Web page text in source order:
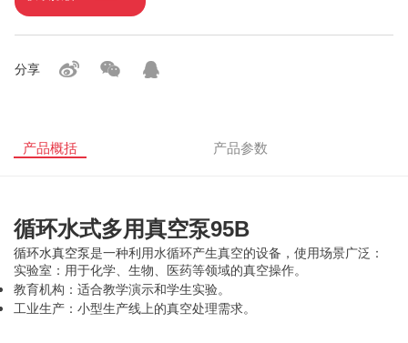
分享
产品概括 产品参数
循环水式多用真空泵95B
循环水真空泵是一种利用水循环产生真空的设备，使用场景广泛：
实验室：用于化学、生物、医药等领域的真空操作。
教育机构：适合教学演示和学生实验。
工业生产：小型生产线上的真空处理需求。